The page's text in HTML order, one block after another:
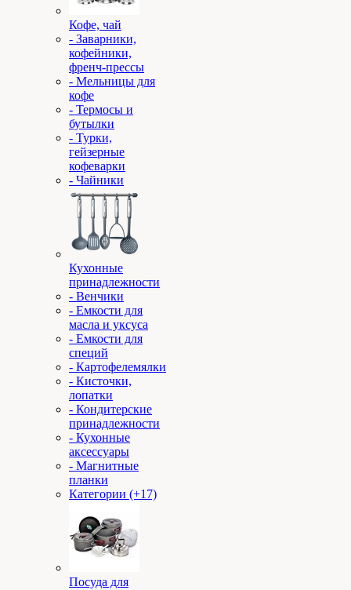
Кофе, чай
- Заварники,
кофейники,
френч-прессы
- Мельницы для
кофе
- Термосы и
бутылки
- Турки,
гейзерные
кофеварки
- Чайники
Кухонные
принадлежности
- Венчики
- Емкости для
масла и уксуса
- Емкости для
специй
- Картофелемялки
- Кисточки,
лопатки
- Кондитерские
принадлежности
- Кухонные
аксессуары
- Магнитные
планки
Категории (+17)
Посуда для